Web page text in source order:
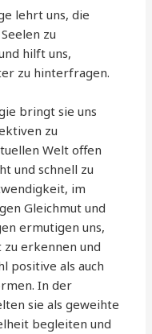
lehrt uns, die
zu
hilft uns,
zu hinterfragen.
bringt sie uns
zu
Welt offen
und schnell zu
im
Gleichmut und
ermutigen uns,
erkennen und
positive als auch
In der
sie als geweihte
begleiten und